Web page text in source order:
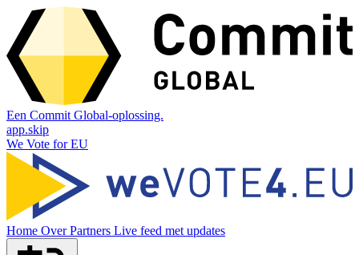
Een Commit Global-oplossing.
app.skip
We Vote for EU
Home OverPartners Live feed met updates